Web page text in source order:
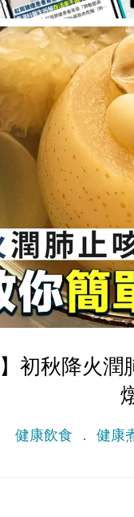
】初秋降火
健康飲食 健康